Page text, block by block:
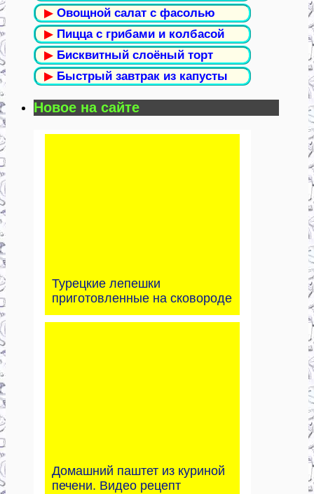
▶ Овощной салат с фасолью
▶ Пицца с грибами и колбасой
▶ Бисквитный слоёный торт
▶ Быстрый завтрак из капусты
Новое на сайте
Турецкие лепешки
приготовленные на сковороде
Домашний паштет из куриной
печени. Видео рецепт